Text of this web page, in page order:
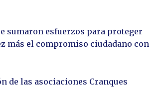
sumaron esfuerzos para proteger
más el compromiso ciudadano con
de las asociaciones Cranques